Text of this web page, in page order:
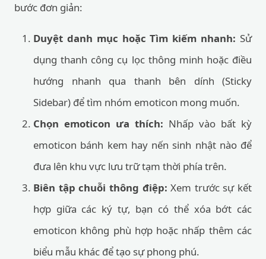
bước đơn giản:
Duyệt danh mục hoặc Tìm kiếm nhanh: Sử
dụng thanh công cụ lọc thông minh hoặc điều
hướng nhanh qua thanh bên dính (Sticky
Sidebar) để tìm nhóm emoticon mong muốn.
Chọn emoticon ưa thích: Nhấp vào bất kỳ
emoticon bánh kem hay nến sinh nhật nào để
đưa lên khu vực lưu trữ tạm thời phía trên.
Biên tập chuỗi thông điệp: Xem trước sự kết
hợp giữa các ký tự, bạn có thể xóa bớt các
emoticon không phù hợp hoặc nhấp thêm các
biểu mẫu khác để tạo sự phong phú.